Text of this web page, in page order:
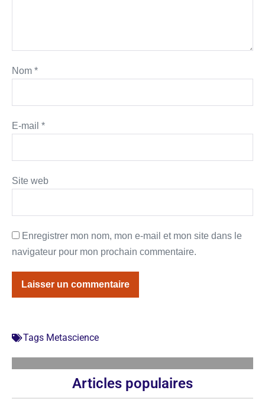
Nom *
E-mail *
Site web
Enregistrer mon nom, mon e-mail et mon site dans le
navigateur pour mon prochain commentaire.
Tags Metascience
Articles populaires